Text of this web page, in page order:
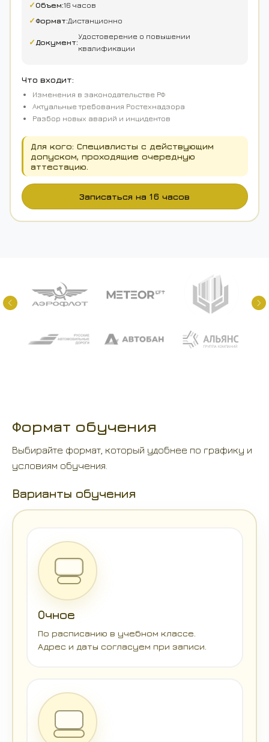
✓Объем:16 часов
✓Формат:Дистанционно
✓ Документ:
Удостоверение о повышении
квалификации
Что входит:
Изменения в законодательстве РФ
Актуальные требования Ростехнадзора
Разбор новых аварий и инцидентов
Для кого: Специалисты с действующим
допуском, проходящие очередную
аттестацию.
Записаться на 16 часов
Формат обучения
Выбирайте формат, который удобнее по графику и
условиям обучения.
Варианты обучения
Очное
По расписанию в учебном классе.
Адрес и даты согласуем при записи.